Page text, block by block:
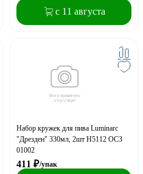
с 11 августа
Набор кружек для пива Luminarc
"Дрезден" 330мл, 2шт H5112 ОСЗ
01002
411 ₽/упак